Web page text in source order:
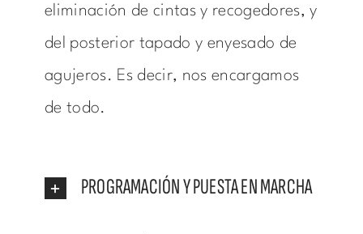
eliminación de cintas y recogedores, y
del posterior tapado y enyesado de
agujeros. Es decir, nos encargamos
de todo.
PROGRAMACIÓN Y PUESTA EN MARCHA